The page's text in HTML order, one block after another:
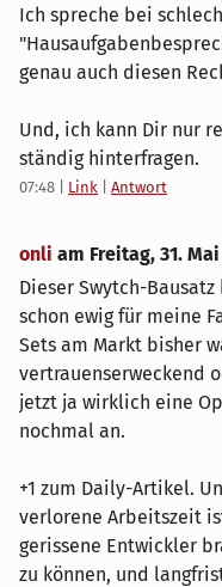
Ich spreche bei
genau auch diesen
Und, ich kann Dir nur
ständig hinterfragen.
07:48 Link Antwort
onli am Freitag, 31.
Dieser Swytch-
schon ewig für meine
Sets am Markt bisher
vertrauenserweckend
jetzt ja wirklich eine
nochmal an.
+1 zum Daily-Artikel.
verlorene Arbeitszeit
gerissene Entwickler
zu können, und